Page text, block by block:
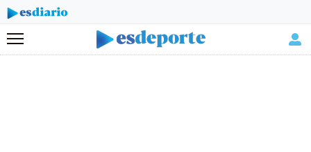
Menú